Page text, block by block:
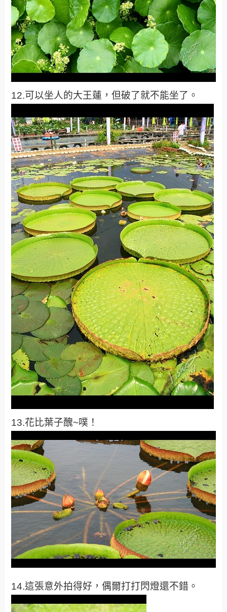
12.可以坐人的大王蓮，但破了就不能坐了。
13.花比葉子醜~噗！
14.這張意外拍得好，偶爾打打閃燈還不錯。